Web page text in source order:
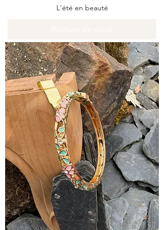
L'été en beauté